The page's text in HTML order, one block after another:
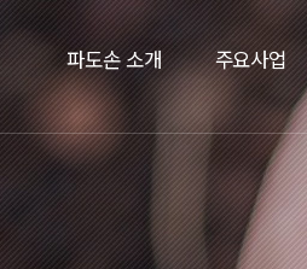
파도손 소개 주요사업